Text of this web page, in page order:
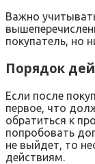
Важно
покупатель, но
Порядок
Если после
первое, что
обратиться к
попробовать
не выйдет, то
действиям.